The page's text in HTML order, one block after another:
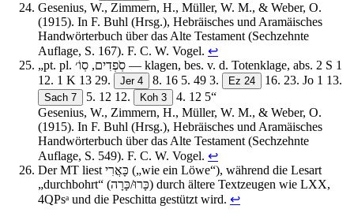
Gesenius, W., Zimmern, H., Müller, W. M., & Weber, O.
(1915). In F. Buhl (Hrsg.), Hebräisches und Aramäisches
Handwörterbuch über das Alte Testament (Sechzehnte
Auflage, S. 167). F. C. W. Vogel. ↩︎
„pt. pl. סֹֽפְדִים, סֽוֹ׳ — klagen, bes. v. d. Totenklage, abs. 2 S 1
12. 1 K 13 29.
Jer 4 8. 16 5. 49 3. Ez 24 16. 23. Jo 1 13.
Sach 7 5. 12 12. Koh 3
4. 12 5“
Gesenius, W., Zimmern, H., Müller, W. M., & Weber, O.
(1915). In F. Buhl (Hrsg.), Hebräisches und Aramäisches
Handwörterbuch über das Alte Testament (Sechzehnte
Auflage, S. 549). F. C. W. Vogel. ↩︎
Der MT liest כָּאֲרִי („wie ein Löwe“), während die Lesart
„durchbohrt“ (כָּרוּ/כָּרָה) durch ältere Textzeugen wie LXX,
4QPsᵃ und die Peschitta gestützt wird. ↩︎